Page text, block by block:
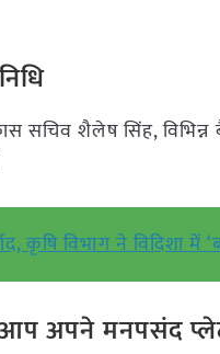
शैलेष सिंह, विभिन्न
विभाग ने विदिशा में
अपने मनपसंद